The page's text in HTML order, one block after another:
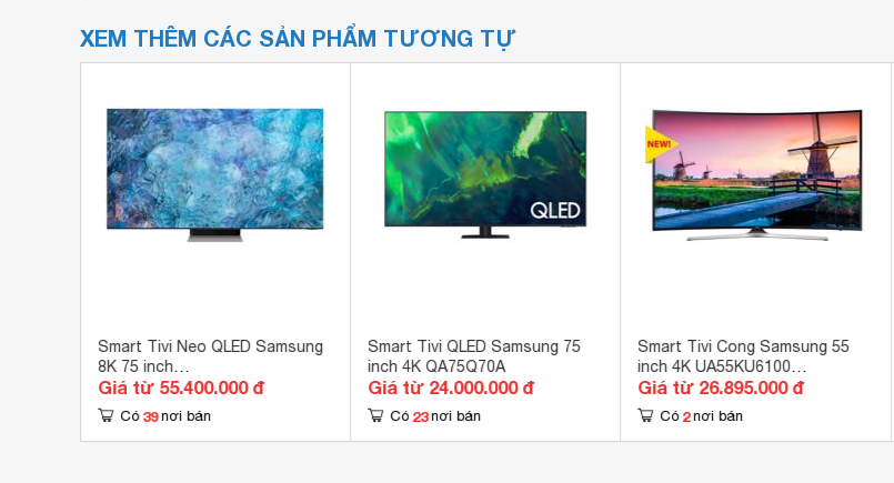
XEM THÊM CÁC SẢN PHẨM TƯƠNG TỰ
Smart Tivi Neo QLED Samsung
8K 75 inch
QA75QN900A/QA75QN900AKXXV
Giá từ 55.400.000 đ
Có 39 nơi bán
Smart Tivi QLED Samsung 75
inch 4K QA75Q70A
Giá từ 24.000.000 đ
Có 23 nơi bán
Smart Tivi Cong Samsung 55
inch 4K UA55KU6100
(55KU6100)
Giá từ 26.895.000 đ
Có 2 nơi bán